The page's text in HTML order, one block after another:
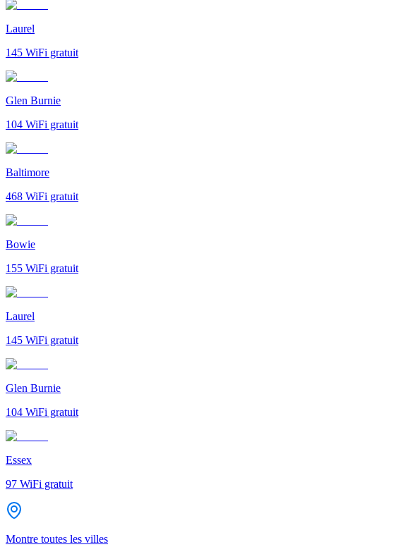
Laurel
145 WiFi gratuit
Glen Burnie
104 WiFi gratuit
Baltimore
468 WiFi gratuit
Bowie
155 WiFi gratuit
Laurel
145 WiFi gratuit
Glen Burnie
104 WiFi gratuit
Essex
97 WiFi gratuit
Montre toutes les villes